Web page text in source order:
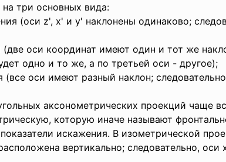
три основных вида:
(оси z', х' и у' наклонены одинаково;
оси координат имеют один и тот же
одно и то же, а по третьей оси - другое);
(все оси имеют разный наклон;
аксонометрических проекций чаще
которую иначе называют
искажения. В изометрической
вертикально; следовательно, оси